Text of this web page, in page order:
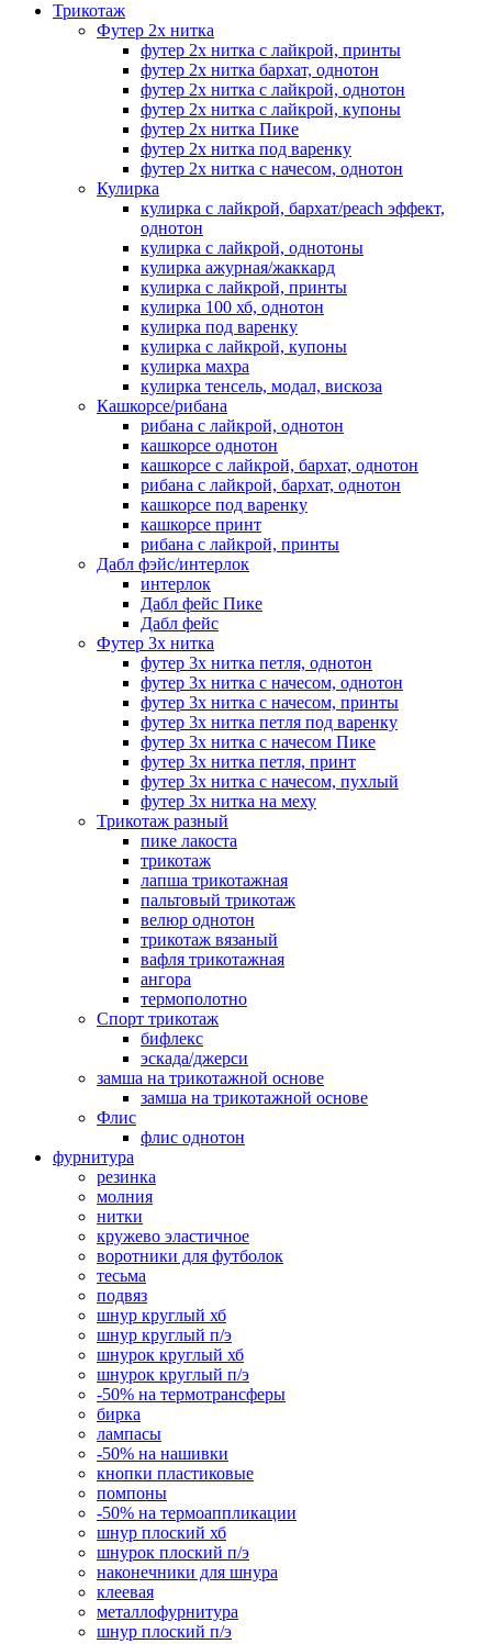
Трикотаж
Футер 2х нитка
футер 2х нитка с лайкрой, принты
футер 2х нитка бархат, однотон
футер 2х нитка с лайкрой, однотон
футер 2х нитка с лайкрой, купоны
футер 2х нитка Пике
футер 2х нитка под варенку
футер 2х нитка с начесом, однотон
Кулирка
кулирка с лайкрой, бархат/peach эффект,
однотон
кулирка с лайкрой, однотоны
кулирка ажурная/жаккард
кулирка с лайкрой, принты
кулирка 100 хб, однотон
кулирка под варенку
кулирка с лайкрой, купоны
кулирка махра
кулирка тенсель, модал, вискоза
Кашкорсе/рибана
рибана с лайкрой, однотон
кашкорсе однотон
кашкорсе с лайкрой, бархат, однотон
рибана с лайкрой, бархат, однотон
кашкорсе под варенку
кашкорсе принт
рибана с лайкрой, принты
Дабл фэйс/интерлок
интерлок
Дабл фейс Пике
Дабл фейс
Футер 3х нитка
футер 3х нитка петля, однотон
футер 3х нитка с начесом, однотон
футер 3х нитка с начесом, принты
футер 3х нитка петля под варенку
футер 3х нитка с начесом Пике
футер 3х нитка петля, принт
футер 3х нитка с начесом, пухлый
футер 3х нитка на меху
Трикотаж разный
пике лакоста
трикотаж
лапша трикотажная
пальтовый трикотаж
велюр однотон
трикотаж вязаный
вафля трикотажная
ангора
термополотно
Спорт трикотаж
бифлекс
эскада/джерси
замша на трикотажной основе
замша на трикотажной основе
Флис
флис однотон
фурнитура
резинка
молния
нитки
кружево эластичное
воротники для футболок
тесьма
подвяз
шнур круглый хб
шнур круглый п/э
шнурок круглый хб
шнурок круглый п/э
-50% на термотрансферы
бирка
лампасы
-50% на нашивки
кнопки пластиковые
помпоны
-50% на термоаппликации
шнур плоский хб
шнурок плоский п/э
наконечники для шнура
клеевая
металлофурнитура
шнур плоский п/э